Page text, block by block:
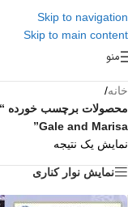
Skip to navigation
Skip to main content
منو
خانه/
Gale and Marisa”
نمایش یک نتیجه
نمایش نوار کناری